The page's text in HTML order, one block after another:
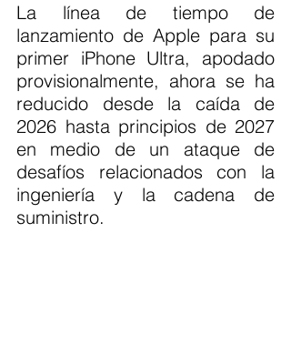
La línea de tiempo de
lanzamiento de Apple para su
primer iPhone Ultra, apodado
provisionalmente, ahora se ha
reducido desde la caída de
2026 hasta principios de 2027
en medio de un ataque de
desafíos relacionados con la
ingeniería y la cadena de
suministro.